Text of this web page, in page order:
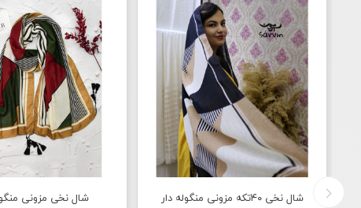
شال نخی مزونی منگوله دار شال طرح چفیه